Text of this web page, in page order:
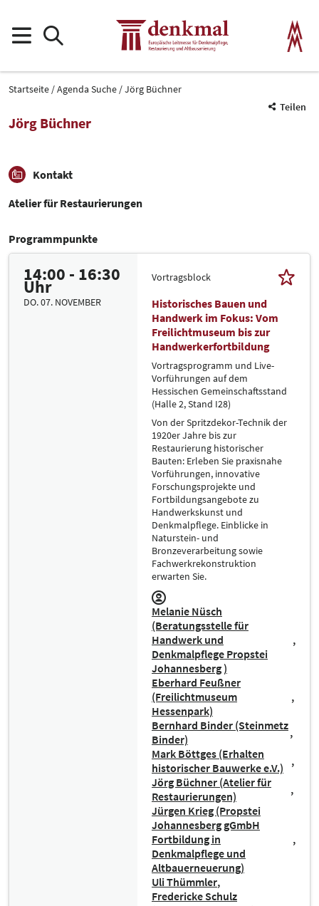
Startseite Agenda Suche
Jörg Büchner
Teilen
Jörg Büchner
Kontakt
Atelier für Restaurierungen
Programmpunkte
14:00 - 16:30
Uhr
DO. 07. NOVEMBER
Vortragsblock
Historisches Bauen und
Handwerk im Fokus: Vom
Freilichtmuseum bis zur
Handwerkerfortbildung
Vortragsprogramm und Live-
Vorführungen auf dem
Hessischen Gemeinschaftsstand
(Halle 2, Stand I28)
Von der Spritzdekor-Technik der
1920er Jahre bis zur
Restaurierung historischer
Bauten: Erleben Sie praxisnahe
Vorführungen, innovative
Forschungsprojekte und
Fortbildungsangebote zu
Handwerkskunst und
Denkmalpflege. Einblicke in
Naturstein- und
Bronzeverarbeitung sowie
Fachwerkrekonstruktion
erwarten Sie.
Melanie Nüsch
(Beratungsstelle für
Handwerk und
Denkmalpflege Propstei
Johannesberg )
Eberhard Feußner
(Freilichtmuseum
Hessenpark)
Bernhard Binder (Steinmetz
Binder)
Mark Böttges (Erhalten
historischer Bauwerke e.V.)
Jörg Büchner (Atelier für
Restaurierungen)
Jürgen Krieg (Propstei
Johannesberg gGmbH
Fortbildung in
Denkmalpflege und
Altbauerneuerung)
Uli Thümmler
Fredericke Schulz